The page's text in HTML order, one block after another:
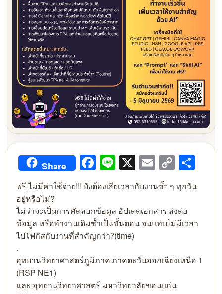
Share Facebook
Line
X Email
Copy
Link
ฟรี ไม่มีค่าใช้จ่าย!!! ยังต้องเสียเวลากับงานซ้ำ ๆ ทุกวัน
อยู่หรือไม่?
ไม่ว่าจะเป็นการคัดลอกข้อมูล อัปเดตเอกสาร ส่งต่อ
ข้อมูล หรือทำงานเดิมซ้ำเป็นขั้นตอน จนแทบไม่มีเวลา
ไปโฟกัสกับงานที่สำคัญกว่า?(time)
.
อุทยานวิทยาศาสตร์ภูมิภาค ภาคตะวันออกเฉียงเหนือ 1
(RSP NE1)
และ อุทยานวิทยาศาสตร์ มหาวิทยาลัยขอนแก่น